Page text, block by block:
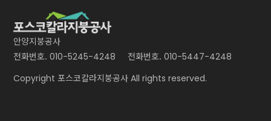
안양지붕공사
전화번호.010-5245-4248 전화번호.010-5447-4248
Copyright포스코칼라지붕공사 All rights reserved.